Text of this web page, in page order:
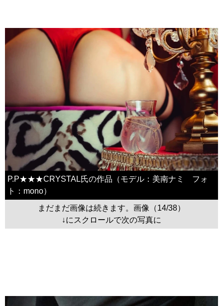
P.P★★★CRYSTAL氏の作品（モデル：美南ナミ フォ
ト：mono）
まだまだ画像は続きます。画像（14/38）
↓にスクロールで次の写真に